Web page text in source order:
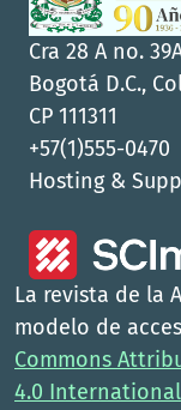
Cra 28 A no.
Bogotá D.C.,
CP 111311
+57(1)555-0470
Hosting &
La revista de la
modelo de
Commons
4.0 International